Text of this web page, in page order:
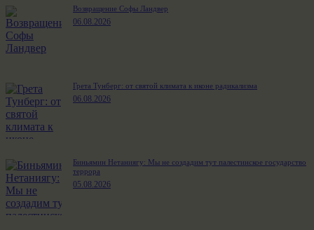
Возвращение Софы Ландвер
06.08.2026
Грета Тунберг: от святой климата к иконе радикализма
06.08.2026
Биньямин Нетаниягу: Мы не создадим тут палестинское государство
террора
05.08.2026